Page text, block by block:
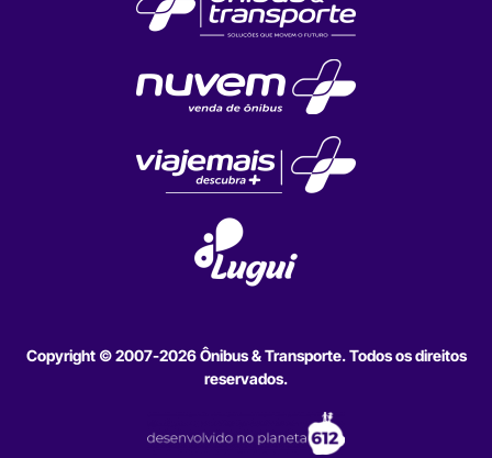
Copyright © 2007-2026 Ônibus & Transporte. Todos os direitos
reservados.